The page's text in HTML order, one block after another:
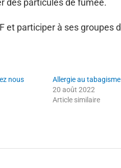
des particules de fumée.
et participer à ses
nous
Allergie au
20 août 2022
Article similaire